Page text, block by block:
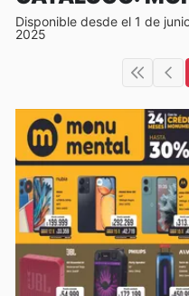
Disponible desde el 1 de
2025